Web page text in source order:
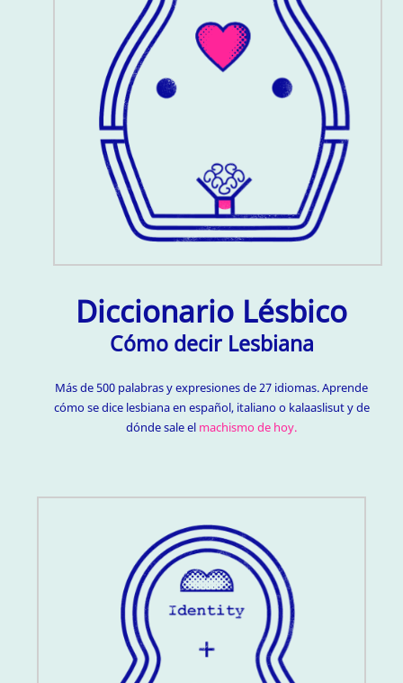
Diccionario Lésbico
Cómo decir Lesbiana
Más de 500 palabras y expresiones de 27 idiomas. Aprende
cómo se dice lesbiana en español, italiano o kalaaslisut y de
dónde sale el machismo de hoy.